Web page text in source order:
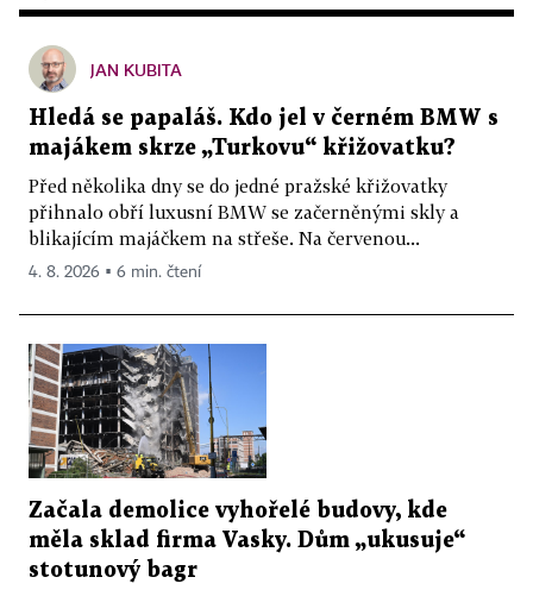
JAN KUBITA
Hledá se papaláš. Kdo jel v černém BMW s
majákem skrze „Turkovu“ křižovatku?
Před několika dny se do jedné pražské křižovatky
přihnalo obří luxusní BMW se začerněnými skly a
blikajícím majáčkem na střeše. Na červenou...
4. 8. 2026 ▪ 6 min. čtení
Začala demolice vyhořelé budovy, kde
měla sklad firma Vasky. Dům „ukusuje“
stotunový bagr